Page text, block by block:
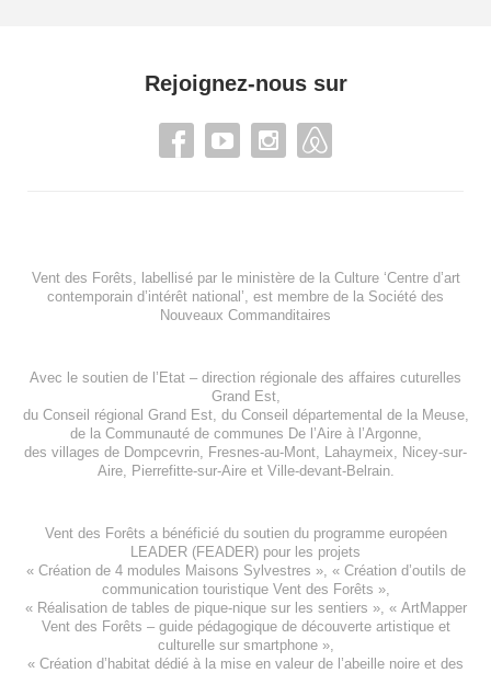
Rejoignez-nous sur
Vent des Forêts, labellisé par le ministère de la Culture ‘Centre d’art
contemporain d’intérêt national’, est membre de la Société des
Nouveaux Commanditaires
Avec le soutien de l’ Etat – direction régionale des affaires cuturelles
Grand Est,
du Conseil régional Grand Est, du Conseil départemental de la Meuse,
de la Communauté de communes De l’Aire à l’Argonne,
des villages de Dompcevrin, Fresnes-au-Mont, Lahaymeix, Nicey-sur-
Aire, Pierrefitte-sur-Aireet Ville-devant-Belrain.
Vent des Forêts a bénéficié du soutien du programme européen
LEADER (FEADER) pour les projets
« Création de 4 modules Maisons Sylvestres », « Création d’outils de
communication touristique Vent des Forêts »,
« Réalisation de tables de pique-nique sur les sentiers », « ArtMapper
Vent des Forêts – guide pédagogique de découverte artistique et
culturelle sur smartphone »,
« Création d’habitat dédié à la mise en valeur de l’abeille noire et des